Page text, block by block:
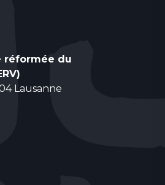
réformée du
Lausanne